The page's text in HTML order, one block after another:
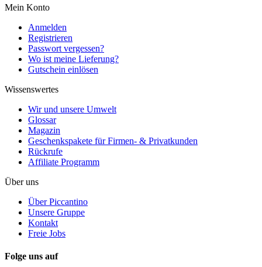
Mein Konto
Anmelden
Registrieren
Passwort vergessen?
Wo ist meine Lieferung?
Gutschein einlösen
Wissenswertes
Wir und unsere Umwelt
Glossar
Magazin
Geschenkspakete für Firmen- & Privatkunden
Rückrufe
Affiliate Programm
Über uns
Über Piccantino
Unsere Gruppe
Kontakt
Freie Jobs
Folge uns auf